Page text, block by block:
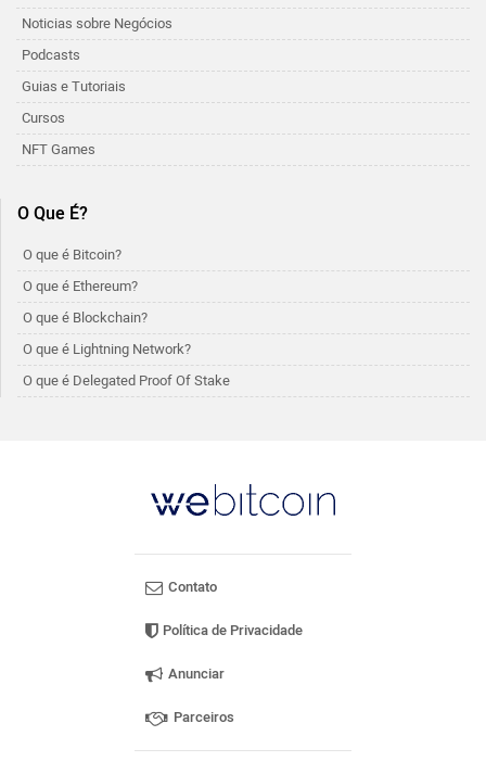
Noticias sobre Negócios
Podcasts
Guias e Tutoriais
Cursos
NFT Games
O Que É?
O que é Bitcoin?
O que é Ethereum?
O que é Blockchain?
O que é Lightning Network?
O que é Delegated Proof Of Stake
Contato
Política de Privacidade
Anunciar
Parceiros